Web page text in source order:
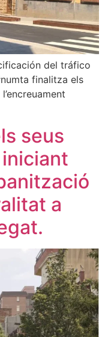
del tráfico
finalitza els
seus
a